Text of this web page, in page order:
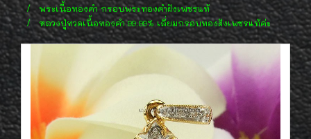
พระเนื้อทองคำ กรอบพระทองคำฝังเพชรแท้
หลวงปู่ทวดเนื้อทองคำ 99.99% เลี่ยมกรอบทองฝังเพชรแท้ค่ะ